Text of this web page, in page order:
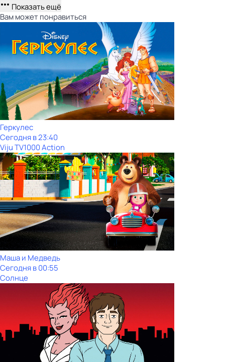
Показать ещё
Вам может понравиться
Геркулес
Сегодня в 23:40
Viju TV1000 Action
Маша и Медведь
Сегодня в 00:55
Солнце